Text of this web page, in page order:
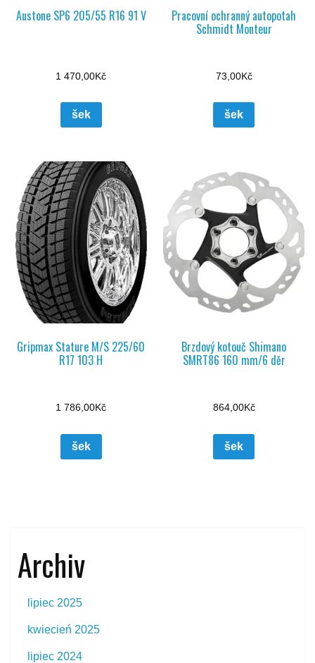
Austone SP6 205/55 R16 91 V
1 470,00Kč
šek
Pracovní ochranný autopotah
Schmidt Monteur
73,00Kč
šek
Gripmax Stature M/S 225/60
R17 103 H
1 786,00Kč
šek
Brzdový kotouč Shimano
SMRT86 160 mm/6 děr
864,00Kč
šek
Archiv
lipiec 2025
kwiecień 2025
lipiec 2024